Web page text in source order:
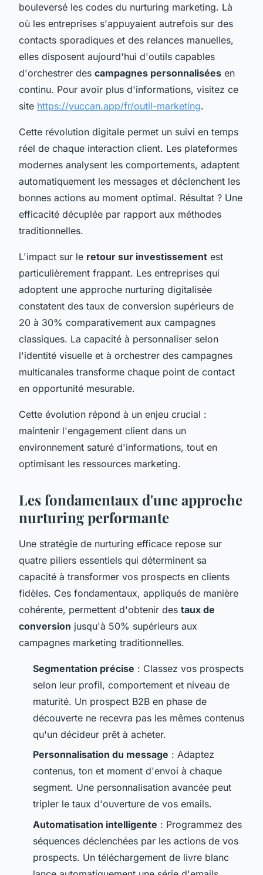
bouleversé les codes du nurturing marketing. Là
où les entreprises s'appuyaient autrefois sur des
contacts sporadiques et des relances manuelles,
elles disposent aujourd'hui d'outils capables
d'orchestrer des campagnes personnalisées en
continu. Pour avoir plus d'informations, visitez ce
site https://yuccan.app/fr/outil-marketing.
Cette révolution digitale permet un suivi en temps
réel de chaque interaction client. Les plateformes
modernes analysent les comportements, adaptent
automatiquement les messages et déclenchent les
bonnes actions au moment optimal. Résultat ? Une
efficacité décuplée par rapport aux méthodes
traditionnelles.
L'impact sur le retour sur investissement est
particulièrement frappant. Les entreprises qui
adoptent une approche nurturing digitalisée
constatent des taux de conversion supérieurs de
20 à 30% comparativement aux campagnes
classiques. La capacité à personnaliser selon
l'identité visuelle et à orchestrer des campagnes
multicanales transforme chaque point de contact
en opportunité mesurable.
Cette évolution répond à un enjeu crucial :
maintenir l'engagement client dans un
environnement saturé d'informations, tout en
optimisant les ressources marketing.
Les fondamentaux d'une approche
nurturing performante
Une stratégie de nurturing efficace repose sur
quatre piliers essentiels qui déterminent sa
capacité à transformer vos prospects en clients
fidèles. Ces fondamentaux, appliqués de manière
cohérente, permettent d'obtenir des taux de
conversion jusqu'à 50% supérieurs aux
campagnes marketing traditionnelles.
Segmentation précise : Classez vos prospects
selon leur profil, comportement et niveau de
maturité. Un prospect B2B en phase de
découverte ne recevra pas les mêmes contenus
qu'un décideur prêt à acheter.
Personnalisation du message : Adaptez
contenus, ton et moment d'envoi à chaque
segment. Une personnalisation avancée peut
tripler le taux d'ouverture de vos emails.
Automatisation intelligente : Programmez des
séquences déclenchées par les actions de vos
prospects. Un téléchargement de livre blanc